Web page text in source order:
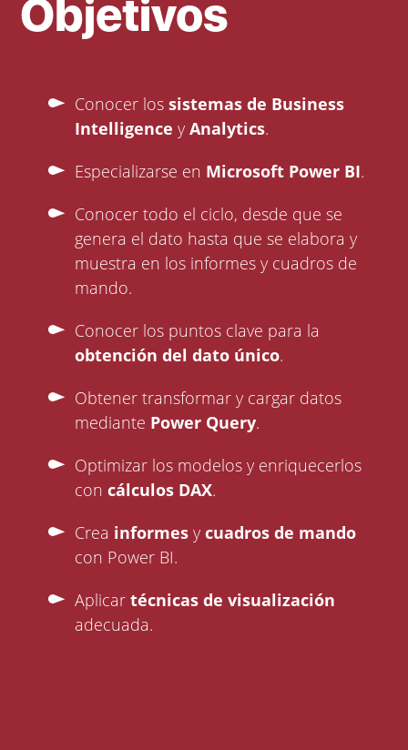
Objetivos
Conocer lossistemas de Business
Intelligence yAnalytics.
Especializarse en Microsoft Power BI.
Conocer todo el ciclo, desde que se
genera el dato hasta que se elabora y
muestra en los informes y cuadros de
mando.
Conocer los puntos clave para la
obtención del dato único.
Obtener transformar y cargar datos
mediante Power Query.
Optimizar los modelos y enriquecerlos
concálculos DAX.
Crea informesycuadros de mando
con Power BI.
Aplicartécnicas de visualización
adecuada.